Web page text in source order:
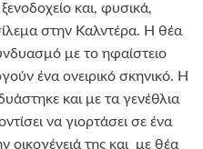
και, φυσικά,
στην Καλντέρα. Η θέα
με το ηφαίστειο
ένα ονειρικό σκηνικό. Η
και με τα γενέθλια
να γιορτάσει σε ένα
οικογένειά της και με θέα